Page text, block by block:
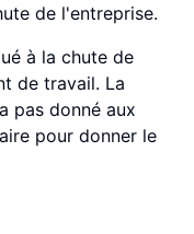
de l'entreprise.
à la chute de
de travail. La
pas donné aux
pour donner le